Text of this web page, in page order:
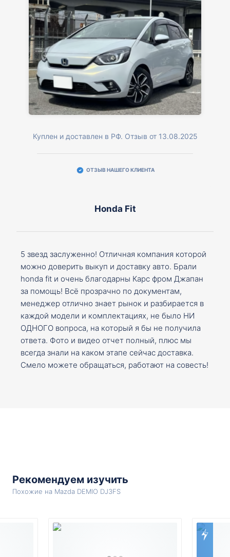
Куплен и доставлен в РФ. Отзыв от 13.08.2025
ОТЗЫВ НАШЕГО КЛИЕНТА
Honda Fit
5 звезд заслуженно! Отличная компания которой
можно доверить выкуп и доставку авто. Брали
honda fit и очень благодарны Карс фром Джапан
за помощь! Всё прозрачно по документам,
менеджер отлично знает рынок и разбирается в
каждой модели и комплектациях, не было НИ
ОДНОГО вопроса, на который я бы не получила
ответа. Фото и видео отчет полный, плюс мы
всегда знали на каком этапе сейчас доставка.
Смело можете обращаться, работают на совесть!
Рекомендуем изучить
Похожие на Mazda DEMIO DJ3FS